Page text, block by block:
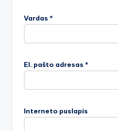
Vardas *
El. pašto adresas *
Interneto puslapis